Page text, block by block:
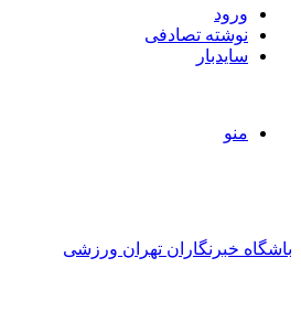
ورود
نوشته تصادفی
سایدبار
منو
باشگاه خبرنگاران تهران ورزشی